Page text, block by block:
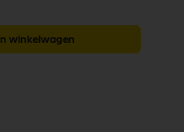
In winkelwagen